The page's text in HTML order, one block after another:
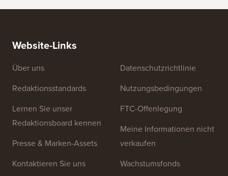
Website-Links
Über uns
Redaktionsstandards
Datenschutzrichtlinie
Nutzungsbedingungen